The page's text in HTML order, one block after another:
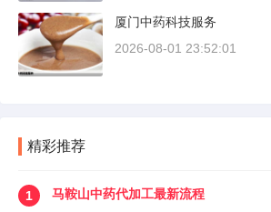
厦门中药科技服务
2026-08-01 23:52:01
精彩推荐
1
马鞍山中药代加工最新流程